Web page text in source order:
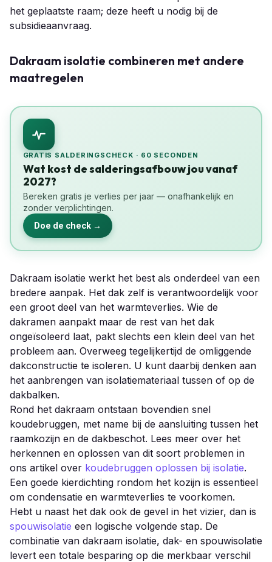
het geplaatste raam; deze heeft u nodig bij de
subsidieaanvraag.
Dakraam isolatie combineren met andere
maatregelen
GRATIS SALDERINGSCHECK · 60 SECONDEN
Wat kost de salderingsafbouw jou vanaf
2027?
Bereken gratis je verlies per jaar — onafhankelijk en
zonder verplichtingen.
Doe de check →
Dakraam isolatie werkt het best als onderdeel van een
bredere aanpak. Het dak zelf is verantwoordelijk voor
een groot deel van het warmteverlies. Wie de
dakramen aanpakt maar de rest van het dak
ongeïsoleerd laat, pakt slechts een klein deel van het
probleem aan. Overweeg tegelijkertijd de omliggende
dakconstructie te isoleren. U kunt daarbij denken aan
het aanbrengen van isolatiemateriaal tussen of op de
dakbalken.
Rond het dakraam ontstaan bovendien snel
koudebruggen, met name bij de aansluiting tussen het
raamkozijn en de dakbeschot. Lees meer over het
herkennen en oplossen van dit soort problemen in
ons artikel over koudebruggen oplossen bij isolatie.
Een goede kierdichting rondom het kozijn is essentieel
om condensatie en warmteverlies te voorkomen.
Hebt u naast het dak ook de gevel in het vizier, dan is
spouwisolatie een logische volgende stap. De
combinatie van dakraam isolatie, dak- en spouwisolatie
levert een totale besparing op die merkbaar verschil